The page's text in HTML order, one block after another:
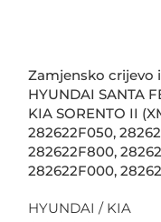
Zamjensko crijevo
HYUNDAI SANTA
KIA SORENTO II
282622F050,
282622F800,
282622F000,
HYUNDAI / KIA